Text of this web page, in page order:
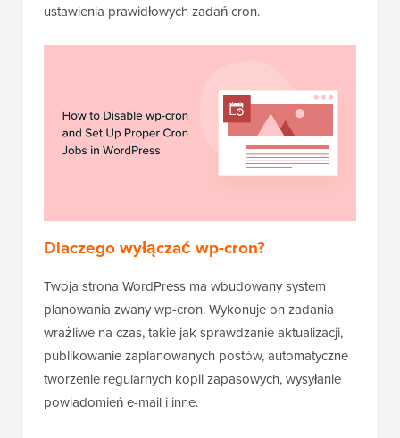
ustawienia prawidłowych zadań cron.
Dlaczego wyłączać wp-cron?
Twoja strona WordPress ma wbudowany system
planowania zwany wp-cron. Wykonuje on zadania
wrażliwe na czas, takie jak sprawdzanie aktualizacji,
publikowanie zaplanowanych postów, automatyczne
tworzenie regularnych kopii zapasowych, wysyłanie
powiadomień e-mail i inne.